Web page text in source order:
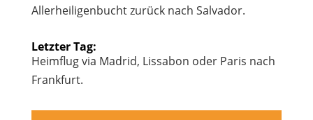
Allerheiligenbucht zurück nach Salvador.
Letzter Tag:
Heimflug via Madrid, Lissabon oder Paris nach
Frankfurt.